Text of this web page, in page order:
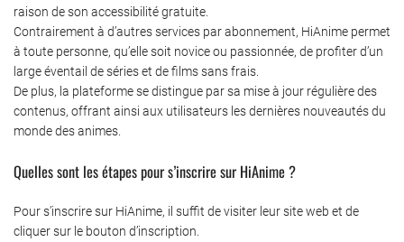
raison de son accessibilité gratuite.
Contrairement à d’autres services par abonnement, HiAnime permet
à toute personne, qu’elle soit novice ou passionnée, de profiter d’un
large éventail de séries et de films sans frais.
De plus, la plateforme se distingue par sa mise à jour régulière des
contenus, offrant ainsi aux utilisateurs les dernières nouveautés du
monde des animes.
Quelles sont les étapes pour s’inscrire sur HiAnime ?
Pour s’inscrire sur HiAnime, il suffit de visiter leur site web et de
cliquer sur le bouton d’inscription.